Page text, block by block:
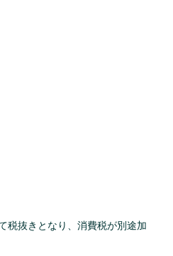
税抜きとなり、消費税が別途加